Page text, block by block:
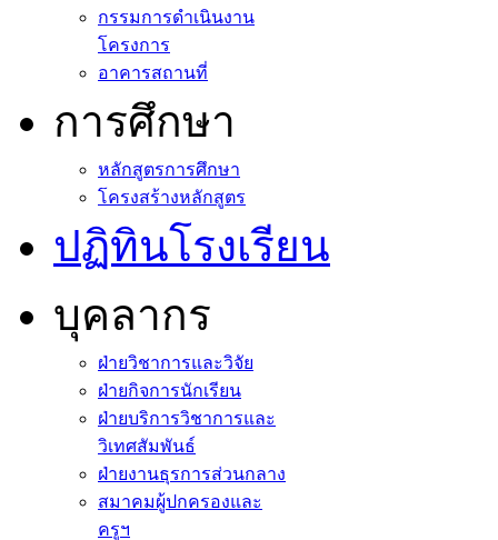
กรรมการดำเนินงาน
โครงการ
อาคารสถานที่
การศึกษา
หลักสูตรการศึกษา
โครงสร้างหลักสูตร
ปฏิทินโรงเรียน
บุคลากร
ฝ่ายวิชาการและวิจัย
ฝ่ายกิจการนักเรียน
ฝ่ายบริการวิชาการและ
วิเทศสัมพันธ์
ฝ่ายงานธุรการส่วนกลาง
สมาคมผู้ปกครองและ
ครูฯ